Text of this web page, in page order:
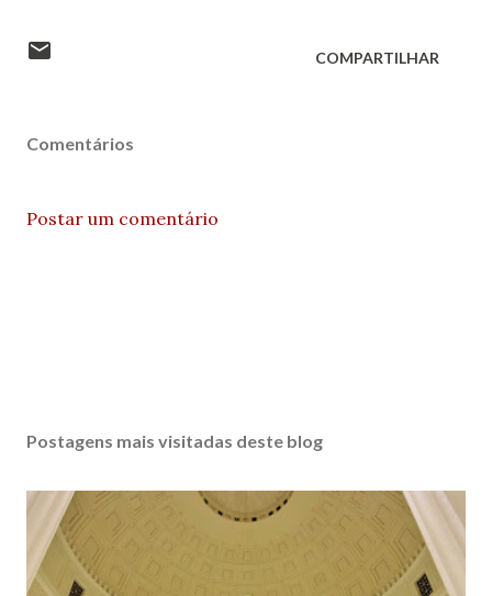
COMPARTILHAR
Comentários
Postar um comentário
Postagens mais visitadas deste blog